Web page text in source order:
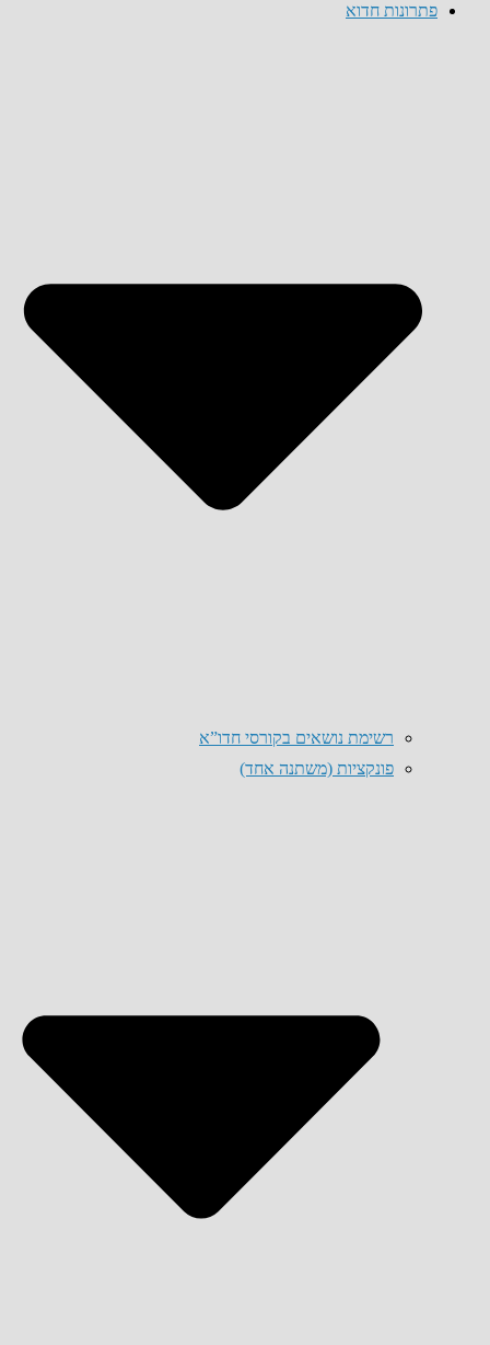
פתרונות חדוא
רשימת נושאים בקורסי חדו”א
פונקציות (משתנה אחד)